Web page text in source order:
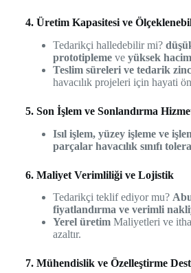
4. Üretim Kapasitesi ve
Tedarikçi halledebilir mi?
prototiplemeve yüksek
Teslim süreleri ve tedarik
havacılık projeleri için hayati
5. Son İşlem ve Sonlandırma
Isıl işlem, yüzey işleme ve
parçalar havacılık sınıfı
6. Maliyet Verimliliği ve Lojistik
Tedarikçi teklif ediyor mu?
fiyatlandırma ve verimli
Yerel üretimMaliyetleri ve
azaltır.
7. Mühendislik ve Özelleştirme